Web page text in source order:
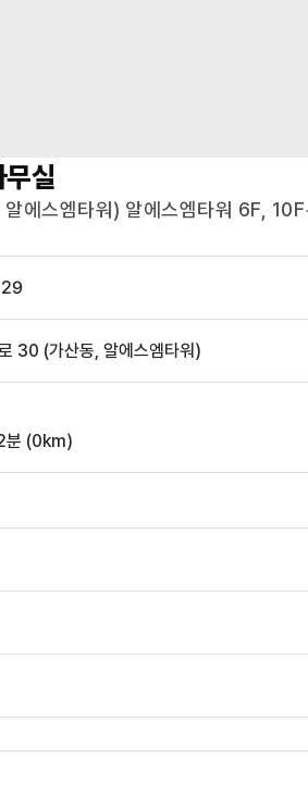
실
에스엠타워) 알에스엠타워 6F,
29
30 (가산동, 알에스엠타워)
분 (0km)